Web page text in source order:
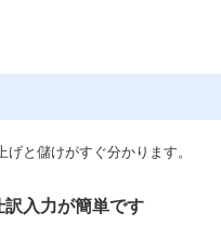
げと儲けがすぐ分かります。
入力が簡単です